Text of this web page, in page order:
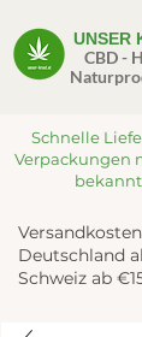
UNSER
CBD -
Schnelle
Verpackungen
Deutschland
Schweiz ab